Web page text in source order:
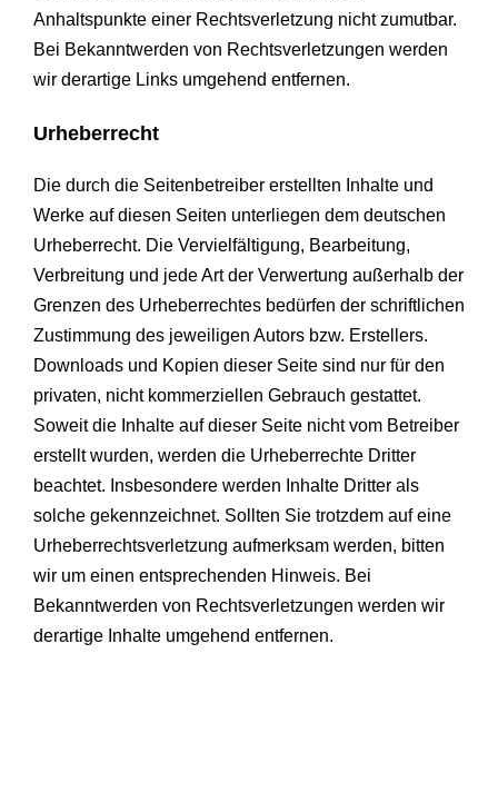
Anhaltspunkte einer Rechtsverletzung nicht zumutbar.
Bei Bekanntwerden von Rechtsverletzungen werden
wir derartige Links umgehend entfernen.
Urheberrecht
Die durch die Seitenbetreiber erstellten Inhalte und
Werke auf diesen Seiten unterliegen dem deutschen
Urheberrecht. Die Vervielfältigung, Bearbeitung,
Verbreitung und jede Art der Verwertung außerhalb der
Grenzen des Urheberrechtes bedürfen der schriftlichen
Zustimmung des jeweiligen Autors bzw. Erstellers.
Downloads und Kopien dieser Seite sind nur für den
privaten, nicht kommerziellen Gebrauch gestattet.
Soweit die Inhalte auf dieser Seite nicht vom Betreiber
erstellt wurden, werden die Urheberrechte Dritter
beachtet. Insbesondere werden Inhalte Dritter als
solche gekennzeichnet. Sollten Sie trotzdem auf eine
Urheberrechtsverletzung aufmerksam werden, bitten
wir um einen entsprechenden Hinweis. Bei
Bekanntwerden von Rechtsverletzungen werden wir
derartige Inhalte umgehend entfernen.